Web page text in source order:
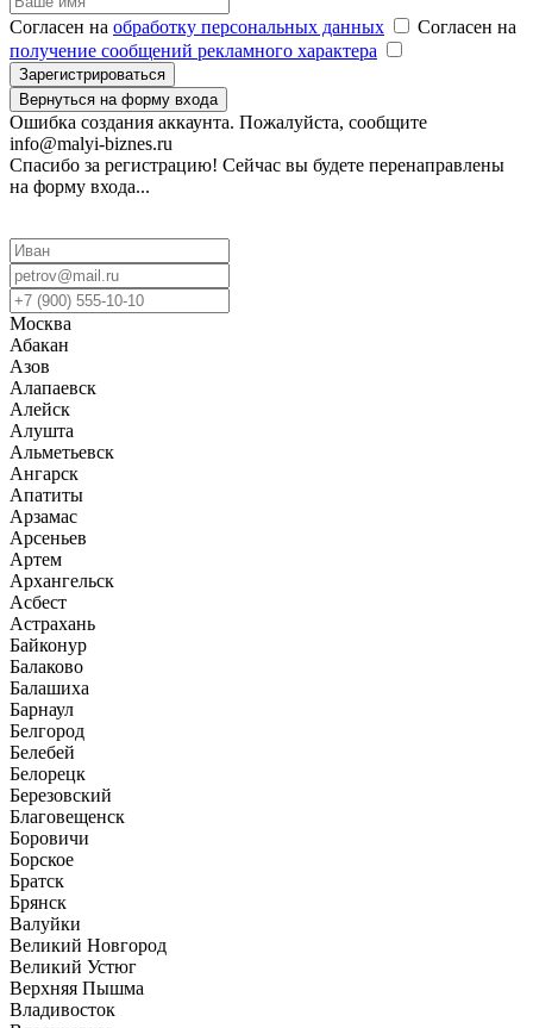
Согласен на обработку персональных данных
Согласен на
получение сообщений рекламного характера
Зарегистрироваться
Вернуться на форму входа
Ошибка создания аккаунта. Пожалуйста, сообщите
info@malyi-biznes.ru
Спасибо за регистрацию! Сейчас вы будете перенаправлены
на форму входа...
Москва
Абакан
Азов
Алапаевск
Алейск
Алушта
Альметьевск
Ангарск
Апатиты
Арзамас
Арсеньев
Артем
Архангельск
Асбест
Астрахань
Байконур
Балаково
Балашиха
Барнаул
Белгород
Белебей
Белорецк
Березовский
Благовещенск
Боровичи
Борское
Братск
Брянск
Валуйки
Великий Новгород
Великий Устюг
Верхняя Пышма
Владивосток